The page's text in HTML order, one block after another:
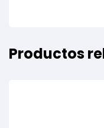
Productos